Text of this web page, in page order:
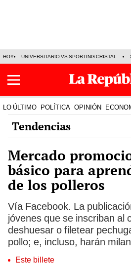
HOY UNIVERSITARIO VS SPORTING CRISTAL
LO ÚLTIMO POLÍTICA OPINIÓN
Tendencias
Mercado
básico para
de los polleros
Vía Facebook. La
jóvenes que se inscriban al
deshuesar o filetear
pollo; e, incluso, harán
Este billete